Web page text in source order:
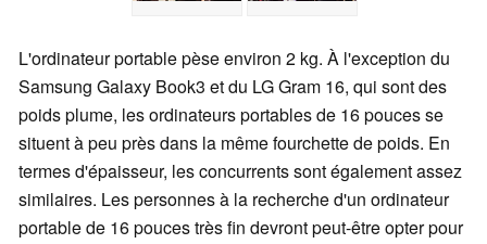
L'ordinateur portable pèse environ 2 kg. À l'exception du
Samsung Galaxy Book3 et du LG Gram 16, qui sont des
poids plume, les ordinateurs portables de 16 pouces se
situent à peu près dans la même fourchette de poids. En
termes d'épaisseur, les concurrents sont également assez
similaires. Les personnes à la recherche d'un ordinateur
portable de 16 pouces très fin devront peut-être opter pour